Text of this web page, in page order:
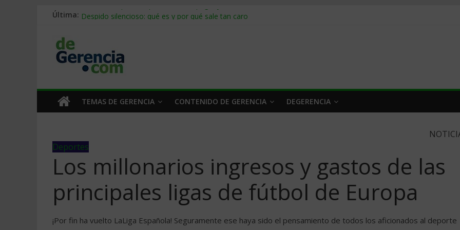
Última: Stablecoins para empresas: cómo pagar y cobrar en 2026
Trabajo forzoso en la cadena de suministro: qué hacer
Mercado hispano de EE. UU.: cómo segmentarlo y venderle
TEMAS DE GERENCIA CONTENIDO DE GERENCIA DEGERENCIA
Deportes
Los millonarios ingresos y gastos de las
principales ligas de fútbol de Europa
¡Por fin ha vuelto LaLiga Española! Seguramente ese haya sido el pensamiento de todos los aficionados al deporte